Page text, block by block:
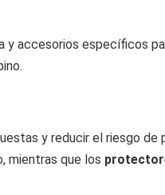
y accesorios específicos
y reducir el riesgo de
mientras que los